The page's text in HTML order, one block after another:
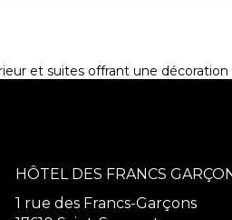
et suites offrant une
HÔTEL DES FRANCS
1 rue des Francs-Garçons